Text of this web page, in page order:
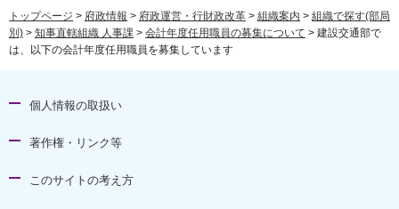
トップページ > 府政情報 > 府政運営・行財政改革 > 組織案内 > 組織で探す(部局
別) > 知事直轄組織 人事課 > 会計年度任用職員の募集について > 建設交通部で
は、以下の会計年度任用職員を募集しています
個人情報の取扱い
著作権・リンク等
このサイトの考え方